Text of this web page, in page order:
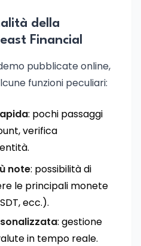
della
Financial
pubblicate online,
funzioni peculiari:
: pochi passaggi
verifica
note: possibilità di
le principali monete
ecc.).
: gestione
in tempo reale.